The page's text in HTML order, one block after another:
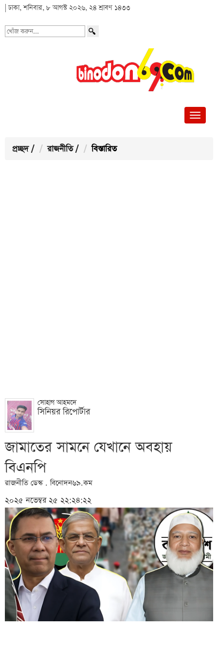
| ঢাকা, শনিবার, ৮ আগস্ট ২০২৬, ২৪ শ্রাবণ ১৪৩৩
খোঁজ
প্রচ্ছদ / রাজনীতি / বিস্তারিত
সোহাগ আহমদে
সিনিয়র রিপোর্টার
জামাতের সামনে যেখানে অবহায়
বিএনপি
রাজনীতি ডেস্ক . বিনোদন৬৯.কম
২০২৫ নভেম্বর ২৫ ২২:২৪:২২